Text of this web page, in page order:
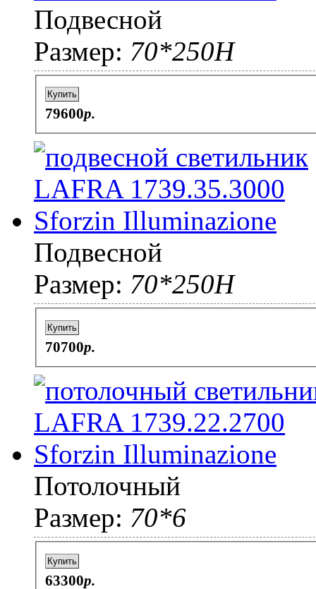
Подвесной
Размер: 70*250H
Купить
79600p.
Подвесной
Размер: 70*250H
Купить
70700p.
Потолочный
Размер: 70*6
Купить
63300p.